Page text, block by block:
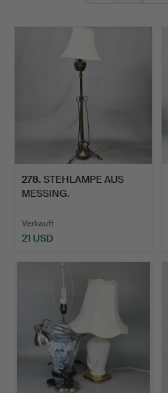
278. STEHLAMPE AUS
MESSING.
Verkauft
21 USD